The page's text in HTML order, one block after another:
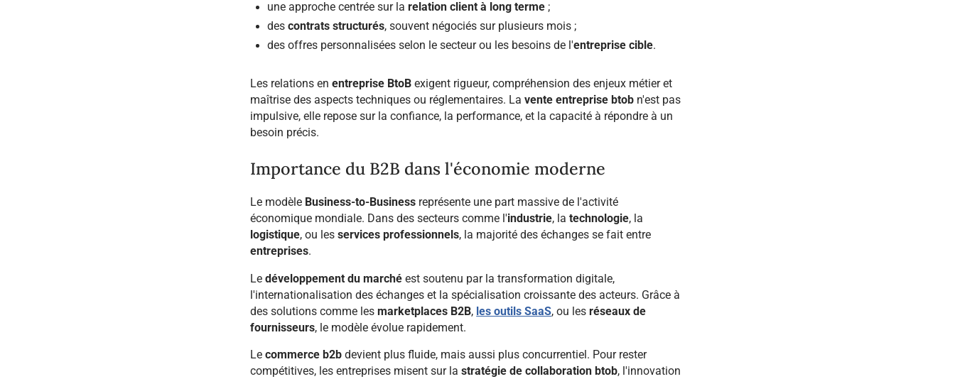
une approche centrée sur la relation client à long terme;
des contrats structurés, souvent négociés sur plusieurs mois ;
des offres personnalisées selon le secteur ou les besoins de l'entreprise cible.
Les relations enentreprise BtoB exigent rigueur, compréhension des enjeux métier et
maîtrise des aspects techniques ou réglementaires. Lavente entreprise btob n'est pas
impulsive, elle repose sur la confiance, la performance, et la capacité à répondre à un
besoin précis.
Importance du B2B dans l'économie moderne
Le modèle Business-to-Business représente une part massive de l'activité
économique mondiale. Dans des secteurs comme l'industrie, latechnologie, la
logistique, ou lesservices professionnels, la majorité des échanges se fait entre
entreprises.
Ledéveloppement du marché est soutenu par la transformation digitale,
l'internationalisation des échanges et la spécialisation croissante des acteurs. Grâce à
des solutions comme lesmarketplaces B2B, les outils SaaS, ou lesréseaux de
fournisseurs, le modèle évolue rapidement.
Lecommerce b2bdevient plus fluide, mais aussi plus concurrentiel. Pour rester
compétitives, les entreprises misent sur lastratégie de collaboration btob, l'innovation